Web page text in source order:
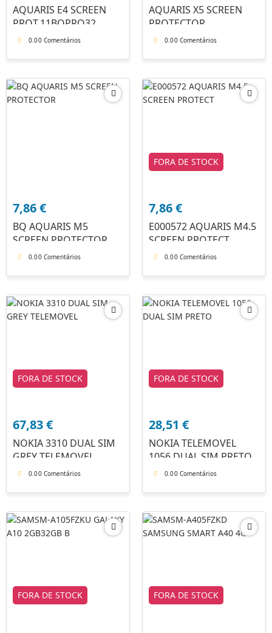
AQUARIS E4 SCREEN
PROT.11BQPRO32
0.00 Comentários
AQUARIS X5 SCREEN
PROTECTOR
0.00 Comentários
7,86€
BQ AQUARIS M5
SCREEN PROTECTOR
0.00 Comentários
FORA DE STOCK
7,86€
E000572 AQUARIS M4.5
SCREEN PROTECT
0.00 Comentários
FORA DE STOCK
67,83€
NOKIA 3310 DUAL SIM
GREY TELEMOVEL
0.00 Comentários
FORA DE STOCK
28,51 €
NOKIA TELEMOVEL
1056 DUAL SIM PRETO
0.00 Comentários
FORA DE STOCK FORA DE STOCK